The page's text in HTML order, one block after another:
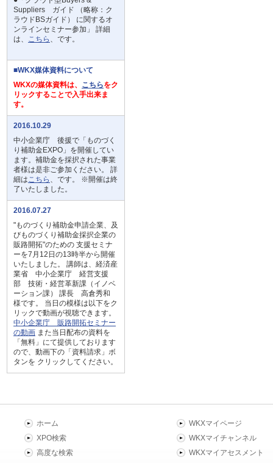
Suppliers ガイド （略称：ク
ラウドBSガイド） に関するオ
ンラインセミナー参加」 詳細
は、 こちら 、です。
■WKX媒体資料について
WKXの媒体資料は、 こちらをク
リックすることで入手出来ま
す。
2016.10.29
中小企業庁 後援で「ものづく
り補助金EXPO」を開催してい
ます。補助金を採択された事業
者様は是非ご参加ください。 詳
細はこちら 、です。 ※開催は終
了いたしました。
2016.07.27
"ものづくり補助金申請企業、及
びものづくり補助金採択企業の
販路開拓"のための 支援セミナ
ーを7月12日の13時半から開催
いたしました。 講師は、経済産
業省 中小企業庁 経営支援
部 技術・経営革新課（イノベ
ーション課） 課長 高倉秀和
様です。 当日の模様は以下をク
リックで動画が視聴できます。
中小企業庁 販路開拓セミナー
の動画 また当日配布の資料を
「無料」にて提供しております
ので、動画下の「資料請求」ボ
タンを クリックしてください。
ホーム
XPO検索
高度な検索
WKXマイページ
WKXマイチャンネル
WKXマイアセスメント